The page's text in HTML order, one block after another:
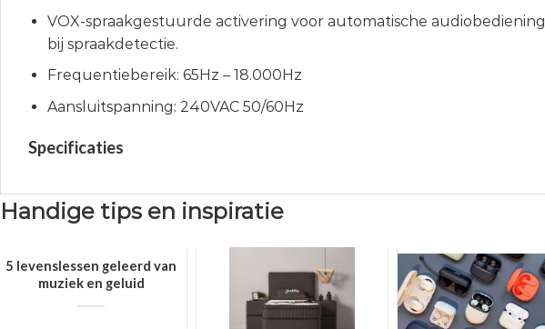
VOX-spraakgestuurde activering voor automatische audiobediening
bij spraakdetectie.
Frequentiebereik: 65Hz – 18.000Hz
Aansluitspanning: 240VAC 50/60Hz
Specificaties
Handige tips en inspiratie
5 levenslessen geleerd van
muziek en geluid